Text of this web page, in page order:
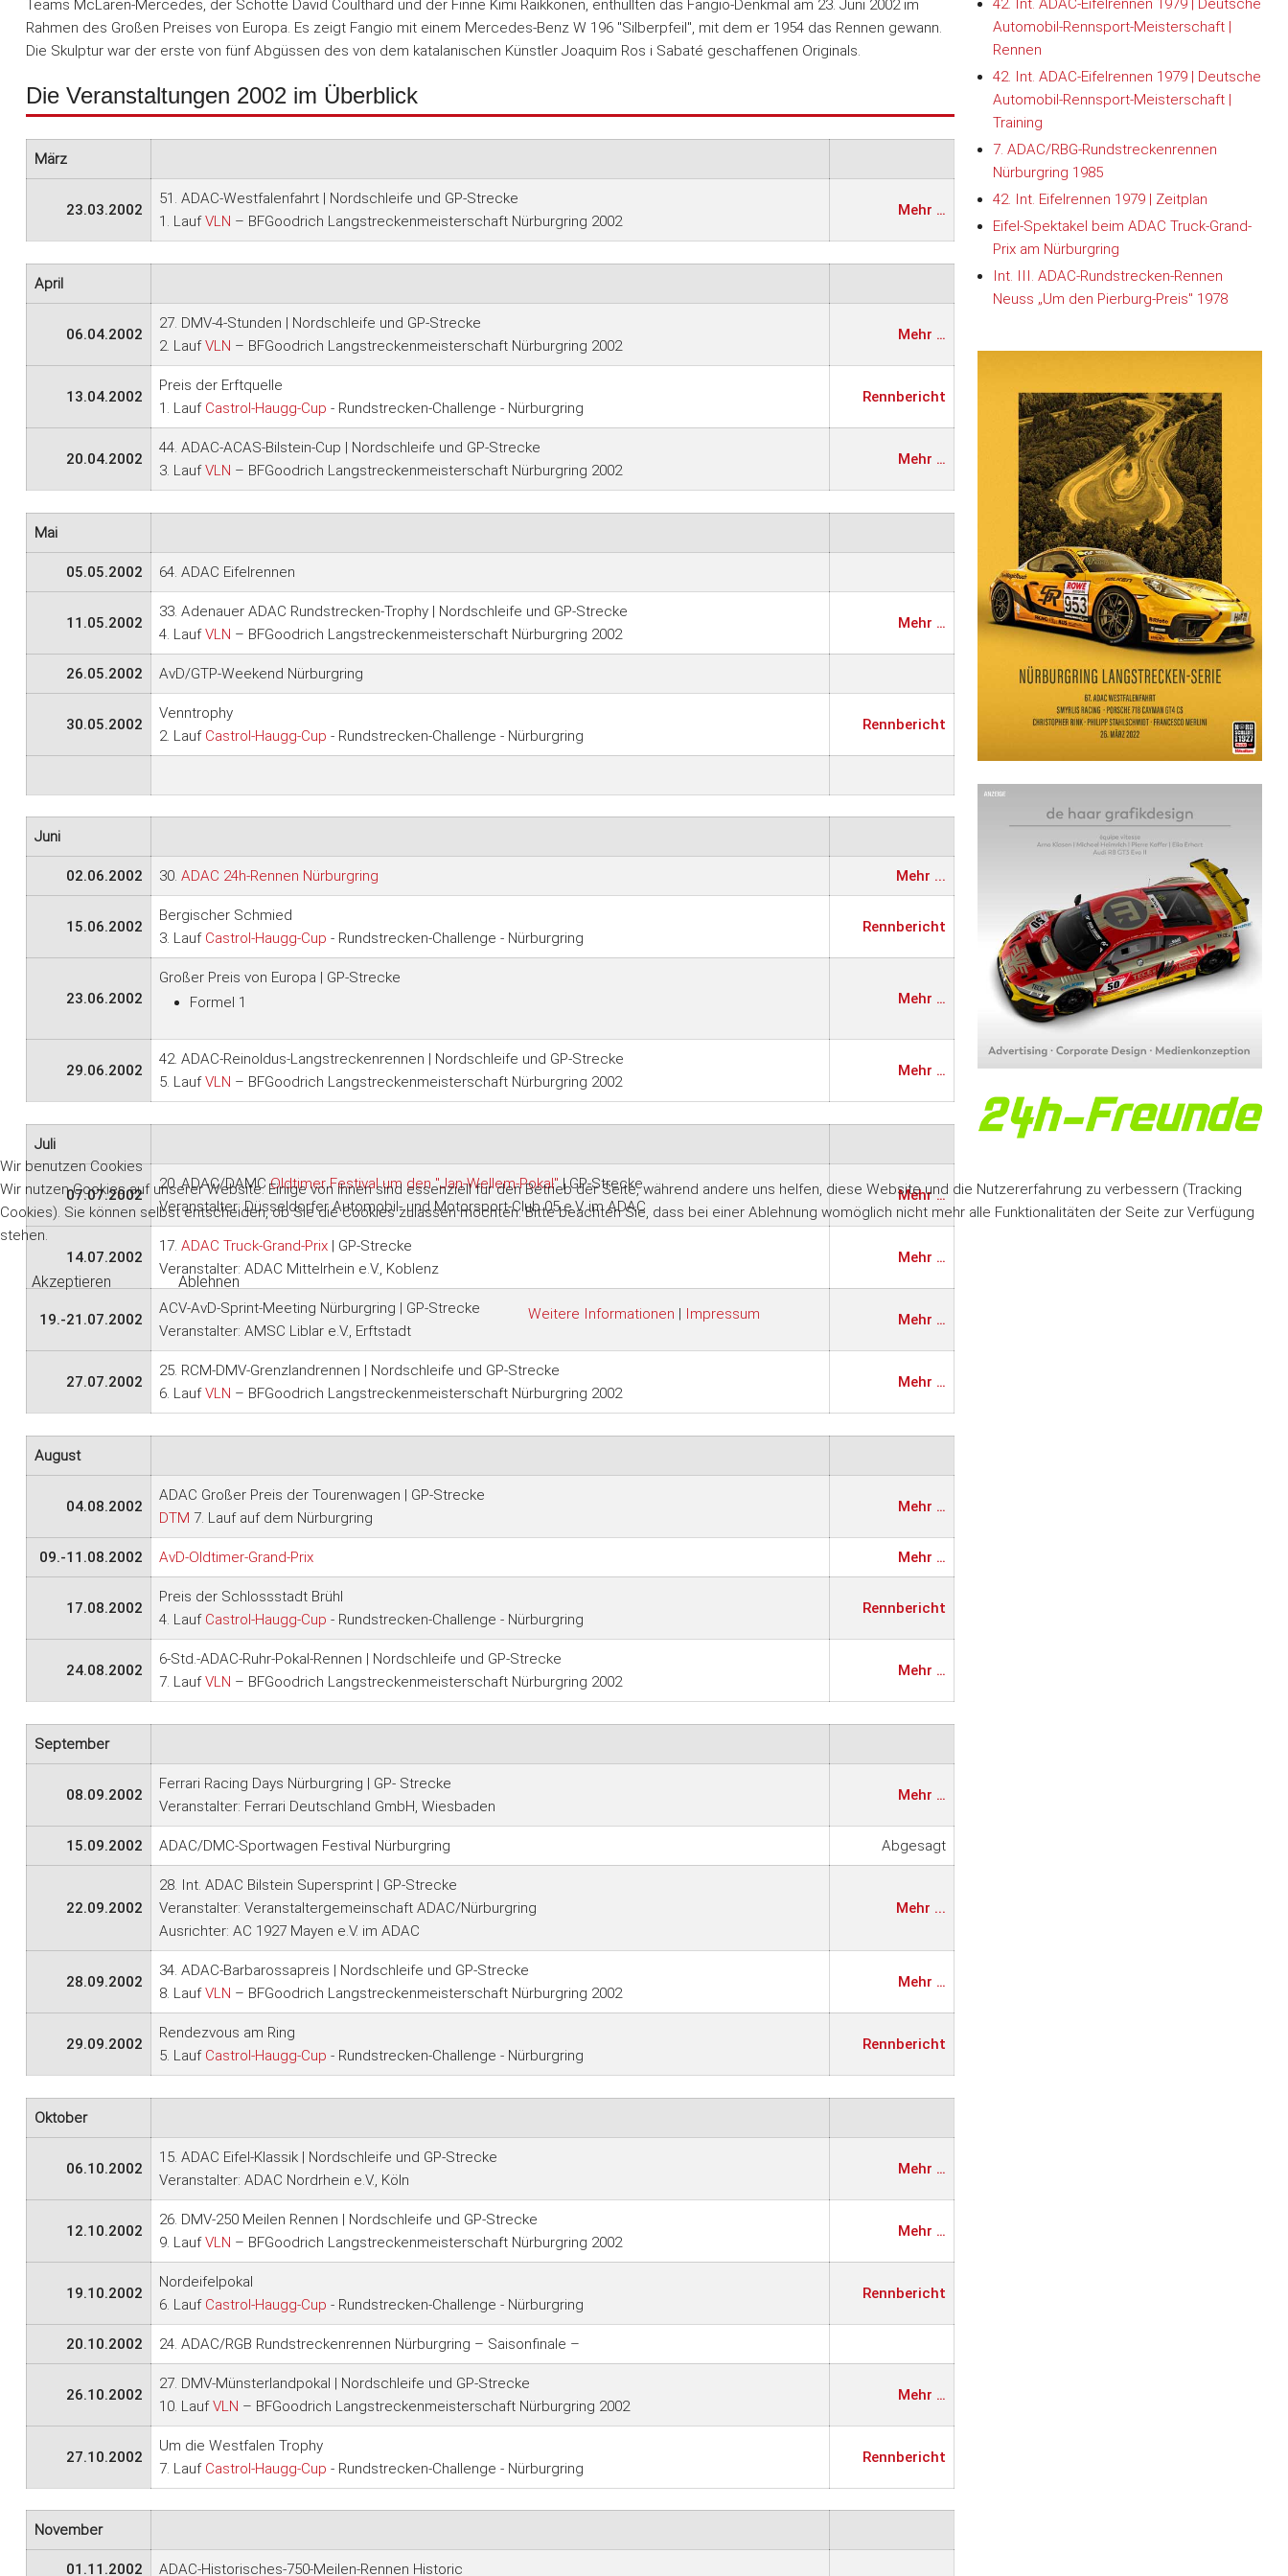
Teams McLaren-Mercedes, der Schotte David Coulthard und der Finne Kimi Räikkönen, enthüllten das Fangio-Denkmal am 23. Juni 2002 im
Rahmen des Großen Preises von Europa. Es zeigt Fangio mit einem Mercedes-Benz W 196 "Silberpfeil", mit dem er 1954 das Rennen gewann.
Die Skulptur war der erste von fünf Abgüssen des von dem katalanischen Künstler Joaquim Ros i Sabaté geschaffenen Originals.
Die Veranstaltungen 2002 im Überblick
März
23.03.2002
51. ADAC-Westfalenfahrt | Nordschleife und GP-Strecke
1. LaufVLN – BFGoodrich Langstreckenmeisterschaft Nürburgring 2002
Mehr …
April
06.04.2002
27. DMV-4-Stunden | Nordschleife und GP-Strecke
2. LaufVLN – BFGoodrich Langstreckenmeisterschaft Nürburgring 2002
Mehr …
13.04.2002
Preis der Erftquelle
1. Lauf Castrol-Haugg-Cup - Rundstrecken-Challenge - Nürburgring
Rennbericht
20.04.2002
44. ADAC-ACAS-Bilstein-Cup | Nordschleife und GP-Strecke
3. LaufVLN – BFGoodrich Langstreckenmeisterschaft Nürburgring 2002
Mehr …
Mai
05.05.2002 64. ADAC Eifelrennen
11.05.2002
33. Adenauer ADAC Rundstrecken-Trophy | Nordschleife und GP-Strecke
4. LaufVLN – BFGoodrich Langstreckenmeisterschaft Nürburgring 2002
Mehr …
26.05.2002 AvD/GTP-Weekend Nürburgring
30.05.2002
Venntrophy
2. Lauf Castrol-Haugg-Cup - Rundstrecken-Challenge - Nürburgring
Rennbericht
Juni
02.06.2002 30. ADAC 24h-Rennen Nürburgring Mehr ...
15.06.2002
Bergischer Schmied
3. Lauf Castrol-Haugg-Cup - Rundstrecken-Challenge - Nürburgring
Rennbericht
23.06.2002
Großer Preis von Europa | GP-Strecke
Formel 1
Mehr …
29.06.2002
42. ADAC-Reinoldus-Langstreckenrennen | Nordschleife und GP-Strecke
5. LaufVLN – BFGoodrich Langstreckenmeisterschaft Nürburgring 2002
Mehr …
Juli
07.07.2002
20. ADAC/DAMCOldtimer Festival um den "Jan-Wellem-Pokal"| GP-Strecke
Veranstalter: Düsseldorfer Automobil- und Motorsport-Club 05 e.V. im ADAC
Mehr …
14.07.2002
17. ADAC Truck-Grand-Prix | GP-Strecke
Veranstalter: ADAC Mittelrhein e.V., Koblenz
Mehr …
19.-21.07.2002
ACV-AvD-Sprint-Meeting Nürburgring | GP-Strecke
Veranstalter: AMSC Liblar e.V., Erftstadt
Mehr …
27.07.2002
25. RCM-DMV-Grenzlandrennen | Nordschleife und GP-Strecke
6. LaufVLN – BFGoodrich Langstreckenmeisterschaft Nürburgring 2002
Mehr …
August
04.08.2002
ADAC Großer Preis der Tourenwagen | GP-Strecke
DTM 7. Lauf auf dem Nürburgring
Mehr …
09.-11.08.2002 AvD-Oldtimer-Grand-Prix Mehr …
17.08.2002
Preis der Schlossstadt Brühl
4. Lauf Castrol-Haugg-Cup - Rundstrecken-Challenge - Nürburgring
Rennbericht
24.08.2002
6-Std.-ADAC-Ruhr-Pokal-Rennen | Nordschleife und GP-Strecke
7. LaufVLN – BFGoodrich Langstreckenmeisterschaft Nürburgring 2002
Mehr …
September
08.09.2002
Ferrari Racing Days Nürburgring | GP- Strecke
Veranstalter: Ferrari Deutschland GmbH, Wiesbaden
Mehr …
15.09.2002 ADAC/DMC-Sportwagen Festival Nürburgring Abgesagt
22.09.2002
28. Int. ADAC Bilstein Supersprint | GP-Strecke
Veranstalter: Veranstaltergemeinschaft ADAC/Nürburgring
Ausrichter: AC 1927 Mayen e.V. im ADAC
Mehr ...
28.09.2002
34. ADAC-Barbarossapreis | Nordschleife und GP-Strecke
8. LaufVLN – BFGoodrich Langstreckenmeisterschaft Nürburgring 2002
Mehr …
29.09.2002
Rendezvous am Ring
5. Lauf Castrol-Haugg-Cup - Rundstrecken-Challenge - Nürburgring
Rennbericht
Oktober
06.10.2002
15. ADAC Eifel-Klassik | Nordschleife und GP-Strecke
Veranstalter: ADAC Nordrhein e.V., Köln
Mehr …
12.10.2002
26. DMV-250 Meilen Rennen | Nordschleife und GP-Strecke
9. LaufVLN – BFGoodrich Langstreckenmeisterschaft Nürburgring 2002
Mehr …
19.10.2002
Nordeifelpokal
6. Lauf Castrol-Haugg-Cup - Rundstrecken-Challenge - Nürburgring
Rennbericht
20.10.2002 24. ADAC/RGB Rundstreckenrennen Nürburgring – Saisonfinale –
26.10.2002
27. DMV-Münsterlandpokal | Nordschleife und GP-Strecke
10. LaufVLN – BFGoodrich Langstreckenmeisterschaft Nürburgring 2002
Mehr …
27.10.2002
Um die Westfalen Trophy
7. Lauf Castrol-Haugg-Cup - Rundstrecken-Challenge - Nürburgring
Rennbericht
November
01.11.2002 ADAC-Historisches-750-Meilen-Rennen Historic
42. Int. ADAC-Eifelrennen 1979 | Deutsche
Automobil-Rennsport-Meisterschaft |
Rennen
42. Int. ADAC-Eifelrennen 1979 | Deutsche
Automobil-Rennsport-Meisterschaft |
Training
7. ADAC/RBG-Rundstreckenrennen
Nürburgring 1985
42. Int. Eifelrennen 1979 | Zeitplan
Eifel-Spektakel beim ADAC Truck-Grand-
Prix am Nürburgring
Int. III. ADAC-Rundstrecken-Rennen
Neuss „Um den Pierburg-Preis" 1978
Wir benutzen Cookies
Wir nutzen Cookies auf unserer Website. Einige von ihnen sind essenziell für den Betrieb der Seite, während andere uns helfen, diese Website und die Nutzererfahrung zu verbessern (Tracking
Cookies). Sie können selbst entscheiden, ob Sie die Cookies zulassen möchten. Bitte beachten Sie, dass bei einer Ablehnung womöglich nicht mehr alle Funktionalitäten der Seite zur Verfügung
stehen.
Akzeptieren Ablehnen
Weitere Informationen | Impressum